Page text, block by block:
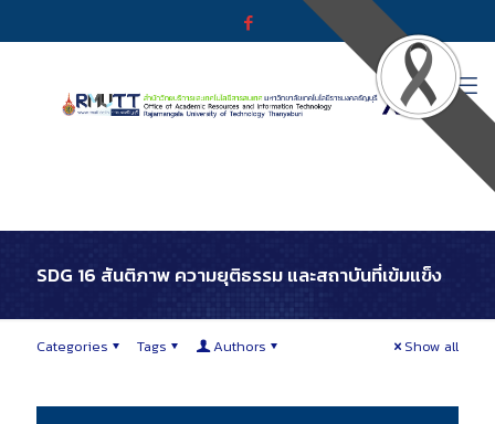
SDG 16 สันติภาพ ความยุติธรรม และสถาบันที่เข้มแข็ง
Categories Tags Authors Show all